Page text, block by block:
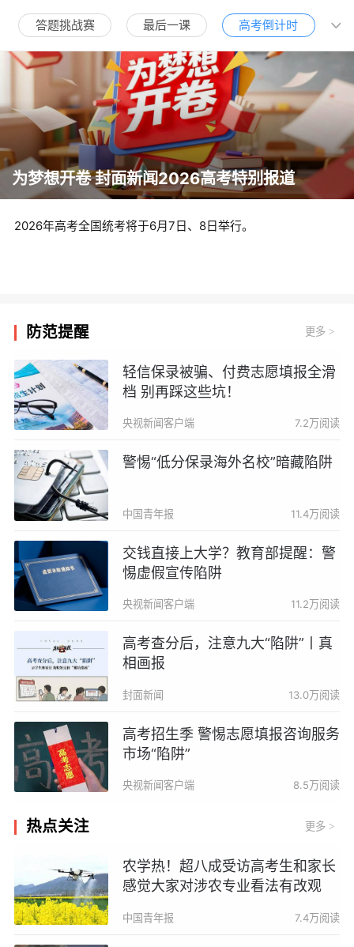
为梦想开卷 封面新闻2026高考特别报道
2026年高考全国统考将于6月7日、8日举行。
答题挑战赛 最后一课 高考倒计时
防范提醒 更多 >
轻信保录被骗、付费志愿填报全滑
档 别再踩这些坑！
央视新闻客户端 7.2万阅读
警惕“低分保录海外名校”暗藏陷阱
中国青年报 11.4万阅读
交钱直接上大学？教育部提醒：警
惕虚假宣传陷阱
央视新闻客户端 11.2万阅读
高考查分后，注意九大“陷阱”丨真
相画报
封面新闻 13.0万阅读
高考招生季 警惕志愿填报咨询服务
市场“陷阱”
央视新闻客户端 8.5万阅读
热点关注 更多 >
农学热！超八成受访高考生和家长
感觉大家对涉农专业看法有改观
中国青年报 7.4万阅读